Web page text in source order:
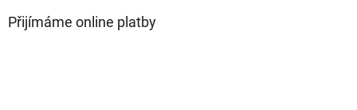
Přijímáme online platby